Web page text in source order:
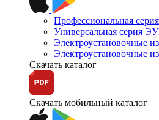
Профессиональная
Универсальная серия
Электроустановочные
Электроустановочные
Скачать каталог
Скачать мобильный каталог